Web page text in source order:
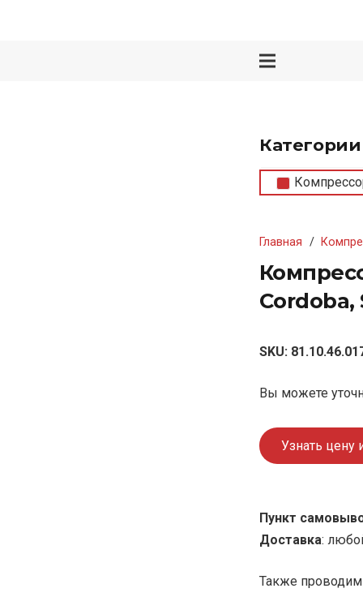
Главная /
Cordoba,
SKU:
Вы можете
Узнать цену
Пункт
Доставка:
Также проводим